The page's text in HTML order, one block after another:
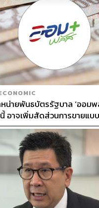
กมส์ยังคงเป็นรายการปรา
ขึ้นไปยืนบนโพเดียมเพียง 1
งที่โอลิมปิกเกมส์ ปักกิ่ง
หรียญทองยังคงดำเนินต่อไ
เป็น Career Golden Slam
น่ายพันธบัตรรัฐบาล ‘ออม
อาจเพิ่มสัดส่วนการขายแ